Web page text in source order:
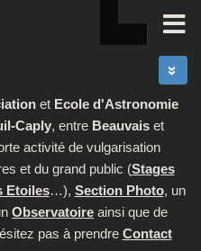
et Ecole d'Astronomie
Caply, entre Beauvais et
activité de vulgarisation
et du grand public (Stages
Etoiles…), Section Photo, un
Observatoire ainsi que de
pas à prendre Contact